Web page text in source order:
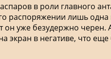
в роли главного
распоряжении лишь одна
он уже безудержно
экран в негативе, что